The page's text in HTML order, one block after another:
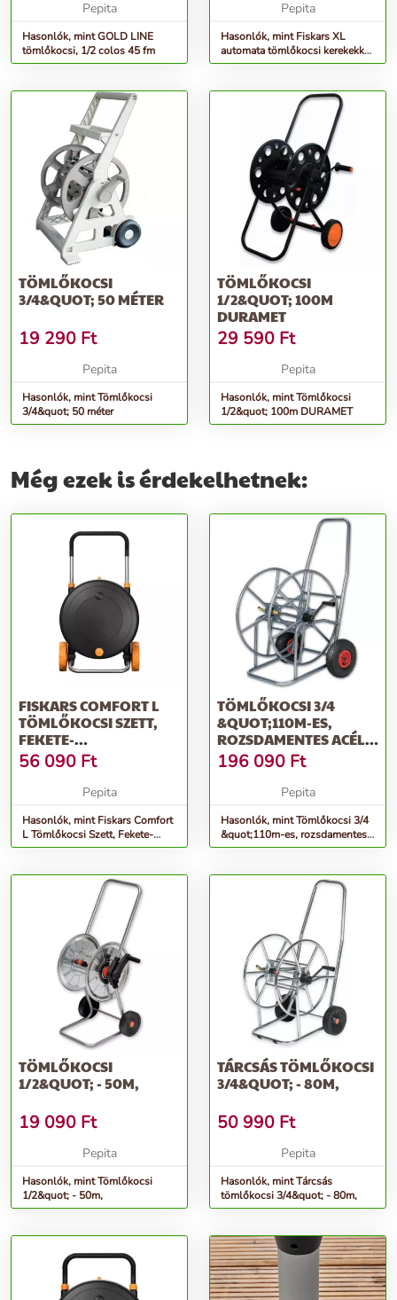
Pepita
Hasonlók, mint GOLD LINE
tömlőkocsi, 1/2 colos 45 fm
Pepita
Hasonlók, mint Fiskars XL
automata tömlőkocsi kerekekkel
27m (1/2) tömlővel
TÖMLŐKOCSI
3/4&QUOT; 50 MÉTER
19 290 Ft
Pepita
Hasonlók, mint Tömlőkocsi
3/4&quot; 50 méter
TÖMLŐKOCSI
1/2&QUOT; 100M
DURAMET
29 590 Ft
Pepita
Hasonlók, mint Tömlőkocsi
1/2&quot; 100m DURAMET
Még ezek is érdekelhetnek:
FISKARS COMFORT L
TÖMLŐKOCSI SZETT,
FEKETE-
NARANCSSÁRGA
56 090 Ft
Pepita
Hasonlók, mint Fiskars Comfort
L Tömlőkocsi Szett, Fekete-
Narancssárga
TÖMLŐKOCSI 3/4
&QUOT;110M-ES,
ROZSDAMENTES ACÉL
PRINOX
196 090 Ft
Pepita
Hasonlók, mint Tömlőkocsi 3/4
&quot;110m-es, rozsdamentes
acél PRINOX
TÖMLŐKOCSI
1/2&QUOT; - 50M,
19 090 Ft
Pepita
Hasonlók, mint Tömlőkocsi
1/2&quot; - 50m,
TÁRCSÁS TÖMLŐKOCSI
3/4&QUOT; - 80M,
50 990 Ft
Pepita
Hasonlók, mint Tárcsás
tömlőkocsi 3/4&quot; - 80m,